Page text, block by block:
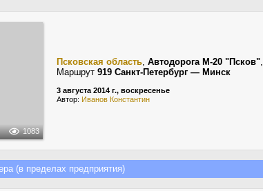
1083
Псковская область, Автодорога М-20 "Псков",
Маршрут 919 Санкт-Петербург — Минск
3 августа 2014 г., воскресенье
Автор: Иванов Константин
(в пределах предприятия)